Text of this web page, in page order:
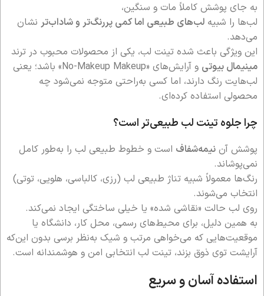
به جای پوشش کاملاً مات و سنگین،
لب‌ها را شبیه لب‌های طبیعی اما کمی پررنگ‌تر و شاداب‌تر نشان
می‌دهد.
این ویژگی باعث شده تینت لب، یکی از محصولات محبوب در ترند
مینیمال بیوتی
و آرایش‌های «No-Makeup Makeup» باشد؛ یعنی
لب‌هایت رنگ دارند، اما کسی به‌راحتی متوجه نمی‌شود چه
محصولی استفاده کرده‌ای.
چرا جلوه تینت لب طبیعی‌تر است؟
پوشش آن نیمه‌شفاف است و خطوط طبیعی لب را به‌طور کامل
نمی‌پوشاند.
رنگ‌ها معمولاً شبیه تناژ طبیعی لب (رزی، کالباسی، هلویی، توتی)
انتخاب می‌شوند.
روی لب حالت «نقاشی شده» یا خیلی ساختگی ایجاد نمی‌کند.
به همین دلیل، برای محیط‌های رسمی، محل کار، دانشگاه یا
موقعیت‌هایی که می‌خواهی مرتب و شیک به‌نظر برسی بدون این‌که
آرایشت توی ذوق بزند، تینت لب انتخابی امن و هوشمندانه است.
استفاده آسان و سریع